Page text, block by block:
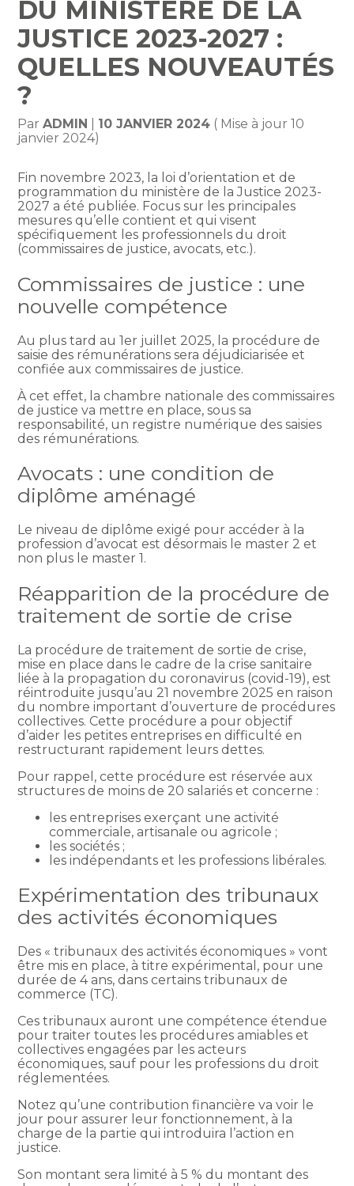
DU MINISTÈRE DE LA
JUSTICE 2023-2027 :
QUELLES NOUVEAUTÉS
?
ParADMIN 10 JANVIER 2024 ( Mise à jour 10
janvier 2024)
Fin novembre 2023, la loi d’orientation et de
programmation du ministère de la Justice 2023-
2027 a été publiée. Focus sur les principales
mesures qu’elle contient et qui visent
spécifiquement les professionnels du droit
(commissaires de justice, avocats, etc.).
Commissaires de justice : une
nouvelle compétence
Au plus tard au 1er juillet 2025, la procédure de
saisie des rémunérations sera déjudiciarisée et
confiée aux commissaires de justice.
À cet effet, la chambre nationale des commissaires
de justice va mettre en place, sous sa
responsabilité, un registre numérique des saisies
des rémunérations.
Avocats : une condition de
diplôme aménagé
Le niveau de diplôme exigé pour accéder à la
profession d’avocat est désormais le master 2 et
non plus le master 1.
Réapparition de la procédure de
traitement de sortie de crise
La procédure de traitement de sortie de crise,
mise en place dans le cadre de la crise sanitaire
liée à la propagation du coronavirus (covid-19), est
réintroduite jusqu’au 21 novembre 2025 en raison
du nombre important d’ouverture de procédures
collectives. Cette procédure a pour objectif
d’aider les petites entreprises en difficulté en
restructurant rapidement leurs dettes.
Pour rappel, cette procédure est réservée aux
structures de moins de 20 salariés et concerne :
les entreprises exerçant une activité
commerciale, artisanale ou agricole ;
les sociétés ;
les indépendants et les professions libérales.
Expérimentation des tribunaux
des activités économiques
Des « tribunaux des activités économiques » vont
être mis en place, à titre expérimental, pour une
durée de 4 ans, dans certains tribunaux de
commerce (TC).
Ces tribunaux auront une compétence étendue
pour traiter toutes les procédures amiables et
collectives engagées par les acteurs
économiques, sauf pour les professions du droit
réglementées.
Notez qu’une contribution financière va voir le
jour pour assurer leur fonctionnement, à la
charge de la partie qui introduira l’action en
justice.
Son montant sera limité à 5 % du montant des